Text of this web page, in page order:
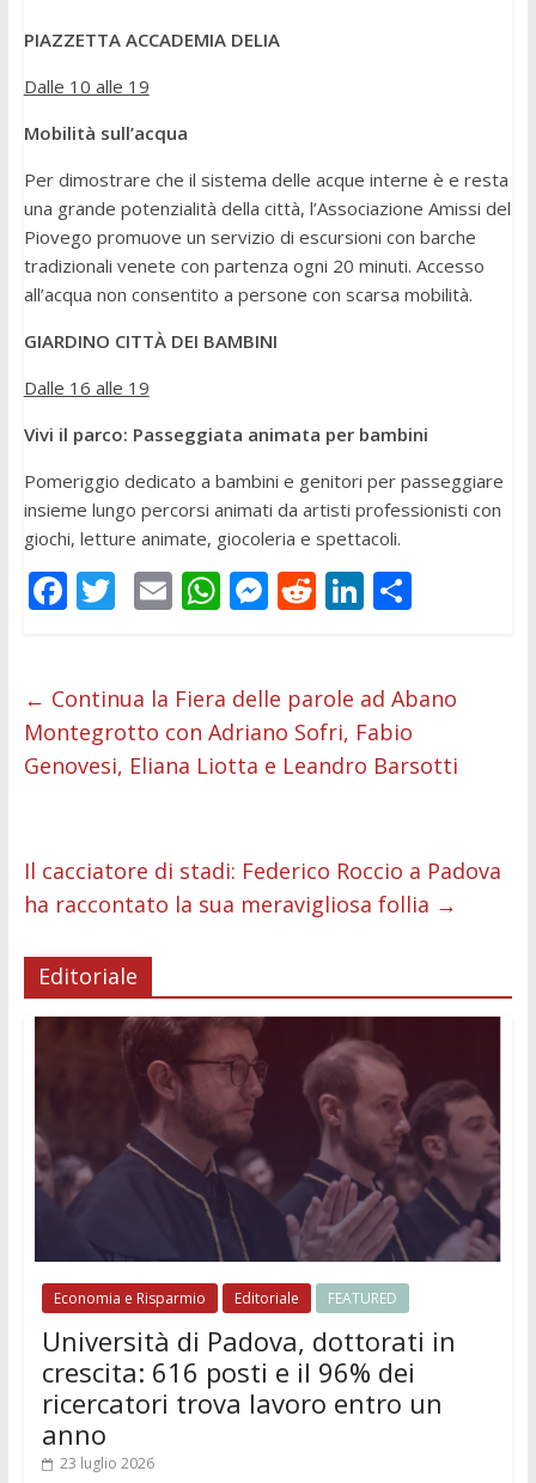
PIAZZETTA ACCADEMIA DELIA
Dalle 10 alle 19
Mobilità sull’acqua
Per dimostrare che il sistema delle acque interne è e resta
una grande potenzialità della città, l’Associazione Amissi del
Piovego promuove un servizio di escursioni con barche
tradizionali venete con partenza ogni 20 minuti. Accesso
all’acqua non consentito a persone con scarsa mobilità.
GIARDINO CITTÀ DEI BAMBINI
Dalle 16 alle 19
Vivi il parco: Passeggiata animata per bambini
Pomeriggio dedicato a bambini e genitori per passeggiare
insieme lungo percorsi animati da artisti professionisti con
giochi, letture animate, giocoleria e spettacoli.
F
b
o
o
T
er
E
l
W
s
A
p
M
e
n
g
R
di
t
Li
e
dI
n
C
di
vi
di
← Continua la Fiera delle parole ad Abano
Montegrotto con Adriano Sofri, Fabio
Genovesi, Eliana Liotta e Leandro Barsotti
Il cacciatore di stadi: Federico Roccio a Padova
ha raccontato la sua meravigliosa follia →
Editoriale
Economia e Risparmio Editoriale FEATURED
Università di Padova, dottorati in
crescita: 616 posti e il 96% dei
ricercatori trova lavoro entro un
anno
23 luglio 2026